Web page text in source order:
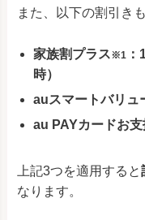
また、以下の割引き
家族割プラス※1
時）
auスマートバリュ
au PAYカードお支
上記3つを適用すると
なります。